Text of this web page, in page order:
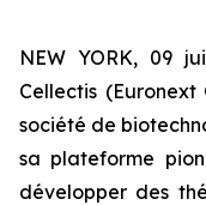
NEW YORK, 09
Cellectis (Euronext
société de
sa plateforme
développer des